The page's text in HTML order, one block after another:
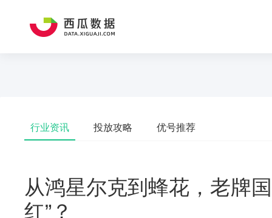
行业资讯 投放攻略 优号推荐
从鸿星尔克到蜂花，老牌
红”？